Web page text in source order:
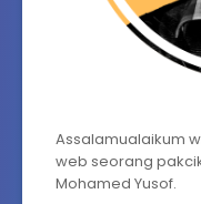
Assalamualaikum
web seorang
Mohamed Yusof.